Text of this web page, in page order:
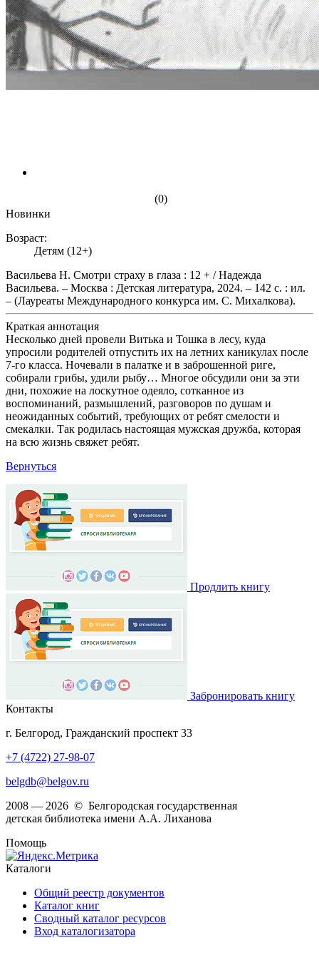
(0)
Новинки
Возраст:
Детям (12+)
Васильева Н. Смотри страху в глаза : 12 + / Надежда
Васильева. – Москва : Детская литература, 2024. – 142 с. : ил.
– (Лауреаты Международного конкурса им. С. Михалкова).
Краткая аннотация
Несколько дней провели Витька и Тошка в лесу, куда
упросили родителей отпустить их на летних каникулах после
7-го класса. Ночевали в палатке и в заброшенной риге,
собирали грибы, удили рыбу… Многое обсудили они за эти
дни, похожие на лоскутное одеяло, сотканное из
воспоминаний, размышлений, разговоров по душам и
неожиданных событий, требующих от ребят смелости и
смекалки. Так родилась настоящая мужская дружба, которая
на всю жизнь свяжет ребят.
Вернуться
Продлить книгу
Забронировать книгу
Контакты
г. Белгород, Гражданский проспект 33
+7 (4722) 27-98-07
belgdb@belgov.ru
2008 — 2026 © Белгородская государственная
детская библиотека имени А.А. Лиханова
Помощь
Каталоги
Общий реестр документов
Каталог книг
Сводный каталог ресурсов
Вход каталогизатора